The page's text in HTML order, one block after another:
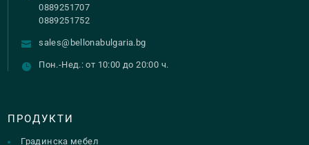
0889251707
0889251752
sales@bellonabulgaria.bg
Пон.-Нед.: от 10:00 до 20:00 ч.
ПРОДУКТИ
Градинска мебел